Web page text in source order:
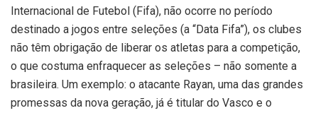
Internacional de Futebol (Fifa), não ocorre no período
destinado a jogos entre seleções (a “Data Fifa”), os clubes
não têm obrigação de liberar os atletas para a competição,
o que costuma enfraquecer as seleções – não somente a
brasileira. Um exemplo: o atacante Rayan, uma das grandes
promessas da nova geração, já é titular do Vasco e o